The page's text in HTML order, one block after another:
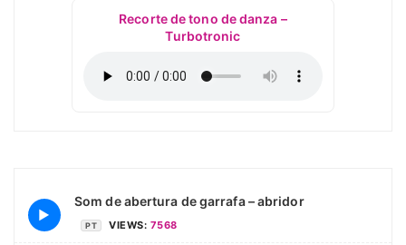
Recorte de tono de danza –
Turbotronic
▶
Som de abertura de garrafa – abridor
PT VIEWS: 7568